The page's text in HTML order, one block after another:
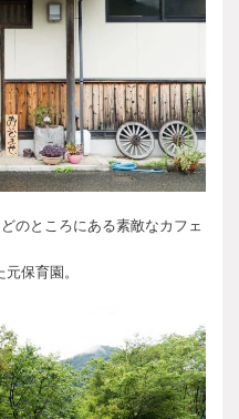
のところにある素敵なカフェ
保育園。